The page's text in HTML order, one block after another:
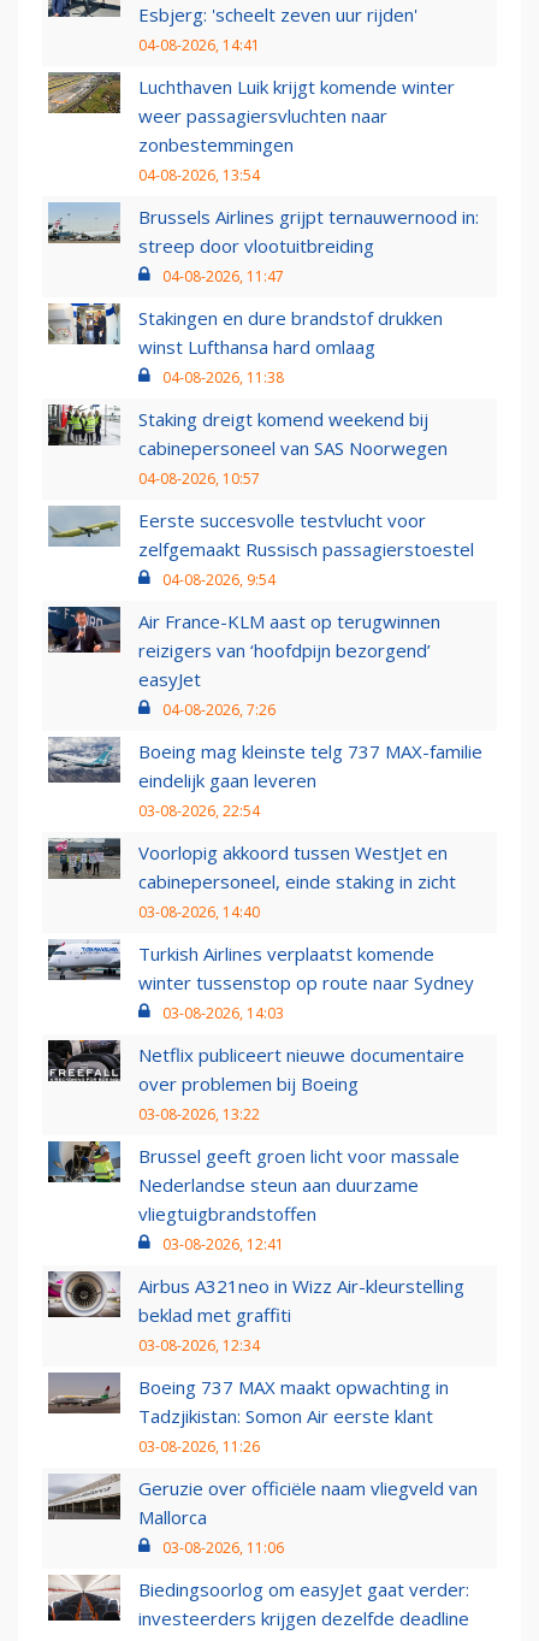
Esbjerg: 'scheelt zeven uur rijden'
04-08-2026, 14:41
Luchthaven Luik krijgt komende winter
weer passagiersvluchten naar
zonbestemmingen
04-08-2026, 13:54
Brussels Airlines grijpt ternauwernood in:
streep door vlootuitbreiding
04-08-2026, 11:47
Stakingen en dure brandstof drukken
winst Lufthansa hard omlaag
04-08-2026, 11:38
Staking dreigt komend weekend bij
cabinepersoneel van SAS Noorwegen
04-08-2026, 10:57
Eerste succesvolle testvlucht voor
zelfgemaakt Russisch passagierstoestel
04-08-2026, 9:54
Air France-KLM aast op terugwinnen
reizigers van ‘hoofdpijn bezorgend’
easyJet
04-08-2026, 7:26
Boeing mag kleinste telg 737 MAX-familie
eindelijk gaan leveren
03-08-2026, 22:54
Voorlopig akkoord tussen WestJet en
cabinepersoneel, einde staking in zicht
03-08-2026, 14:40
Turkish Airlines verplaatst komende
winter tussenstop op route naar Sydney
03-08-2026, 14:03
Netflix publiceert nieuwe documentaire
over problemen bij Boeing
03-08-2026, 13:22
Brussel geeft groen licht voor massale
Nederlandse steun aan duurzame
vliegtuigbrandstoffen
03-08-2026, 12:41
Airbus A321neo in Wizz Air-kleurstelling
beklad met graffiti
03-08-2026, 12:34
Boeing 737 MAX maakt opwachting in
Tadzjikistan: Somon Air eerste klant
03-08-2026, 11:26
Geruzie over officiële naam vliegveld van
Mallorca
03-08-2026, 11:06
Biedingsoorlog om easyJet gaat verder:
investeerders krijgen dezelfde deadline